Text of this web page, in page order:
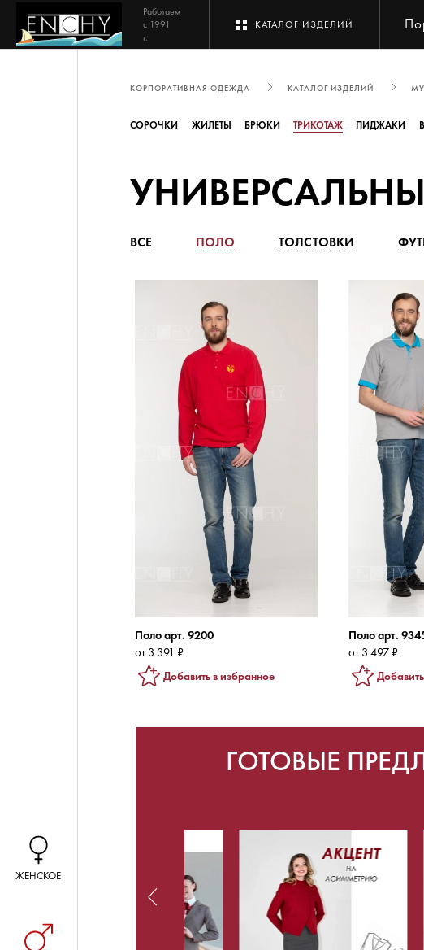
Работаем
с 1991
г.
КАТАЛОГ ИЗДЕЛИЙ
ЖЕНСКОЕ
КОРПОРАТИВНАЯ ОДЕЖДА КАТАЛОГ ИЗДЕЛИЙ
СОРОЧКИ ЖИЛЕТЫ БРЮКИ ТРИКОТАЖ ПИДЖАКИ
ВСЕ ПОЛО ТОЛСТОВКИ
Поло арт. 9200
от 3 391 ₽
Добавить в избранное
Поло арт.
от 3 497 ₽
ГОТОВЫЕ